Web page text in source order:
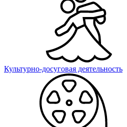
Культурно-досуговая деятельность